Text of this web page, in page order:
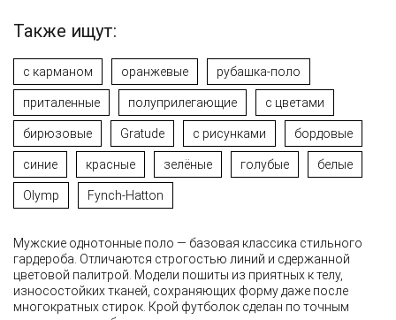
Также ищут:
с карманом оранжевые рубашка-поло
приталенные полуприлегающие с цветами
бирюзовые Gratude с рисунками бордовые
синие красные зелёные голубые белые
Olymp Fynch-Hatton
Мужские однотонные поло — базовая классика стильного
гардероба. Отличаются строгостью линий и сдержанной
цветовой палитрой. Модели пошиты из приятных к телу,
износостойких тканей, сохраняющих форму даже после
многократных стирок. Крой футболок сделан по точным